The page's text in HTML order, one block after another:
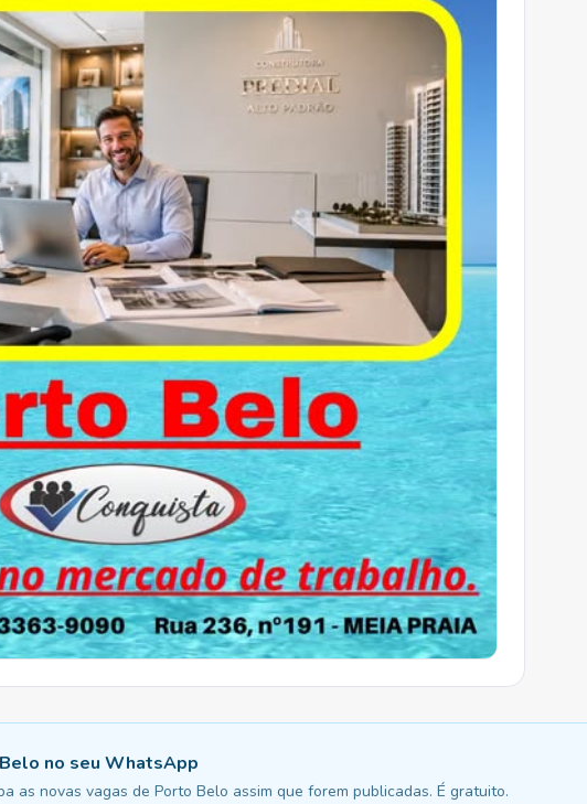
no seu WhatsApp
as novas vagas de Porto Belo assim que forem publicadas. É gratuito.